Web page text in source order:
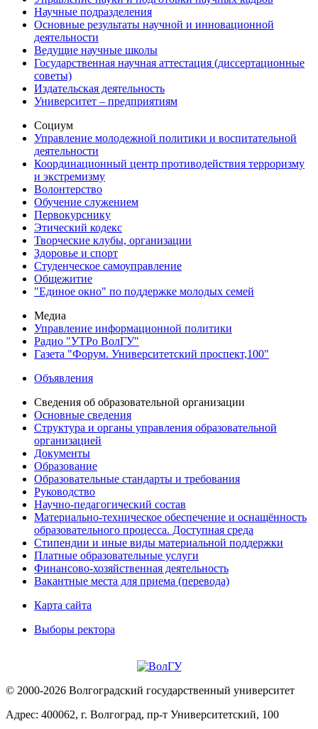
Научные подразделения
Основные результаты научной и инновационной
деятельности
Ведущие научные школы
Государственная научная аттестация (диссертационные
советы)
Издательская деятельность
Университет – предприятиям
Социум
Управление молодежной политики и воспитательной
деятельности
Координационный центр противодействия терроризму
и экстремизму
Волонтерство
Обучение служением
Первокурснику
Этический кодекс
Творческие клубы, организации
Здоровье и спорт
Студенческое самоуправление
Общежитие
"Единое окно" по поддержке молодых семей
Медиа
Управление информационной политики
Радио "УТРо ВолГУ"
Газета "Форум. Университетский проспект,100"
Объявления
Сведения об образовательной организации
Основные сведения
Структура и органы управления образовательной
организацией
Документы
Образование
Образовательные стандарты и требования
Руководство
Научно-педагогический состав
Материально-техническое обеспечение и оснащённость
образовательного процесса. Доступная среда
Стипендии и иные виды материальной поддержки
Платные образовательные услуги
Финансово-хозяйственная деятельность
Вакантные места для приема (перевода)
Карта сайта
Выборы ректора
© 2000-2026 Волгоградский государственный университет
Адрес: 400062, г. Волгоград, пр-т Университетский, 100